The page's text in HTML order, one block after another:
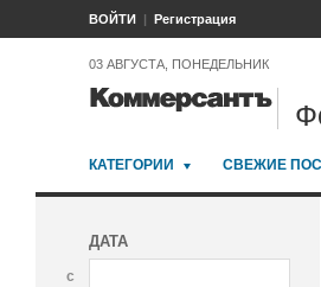
ВОЙТИ Регистрация
03 АВГУСТА, ПОНЕДЕЛЬНИК
КАТЕГОРИИ СВЕЖИЕ
ДАТА
с